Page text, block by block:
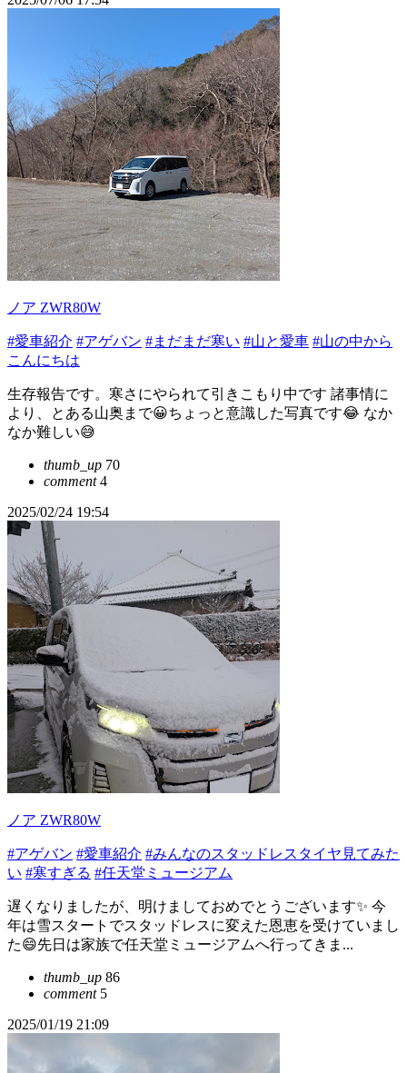
ノア ZWR80W
#愛車紹介 #アゲバン #まだまだ寒い #山と愛車 #山の中から
こんにちは
生存報告です。寒さにやられて引きこもり中です 諸事情に
より、とある山奥まで😀ちょっと意識した写真です😂 なか
なか難しい😅
thumb_up 70
comment4
2025/02/24 19:54
ノア ZWR80W
#アゲバン #愛車紹介 #みんなのスタッドレスタイヤ見てみた
い #寒すぎる #任天堂ミュージアム
遅くなりましたが、明けましておめでとうございます✨ 今
年は雪スタートでスタッドレスに変えた恩恵を受けていまし
た😄先日は家族で任天堂ミュージアムへ行ってきま...
thumb_up 86
comment5
2025/01/19 21:09